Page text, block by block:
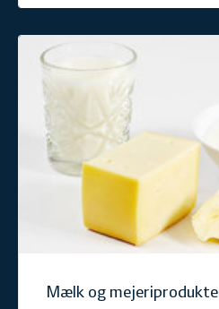
Mælk og
Mælk og mejeriprodukter